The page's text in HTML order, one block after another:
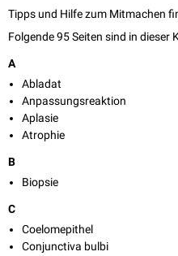
Tipps und Hilfe zum Mitmachen
Folgende 95 Seiten sind in dieser
A
Abladat
Anpassungsreaktion
Aplasie
Atrophie
B
Biopsie
C
Coelomepithel
Conjunctiva bulbi